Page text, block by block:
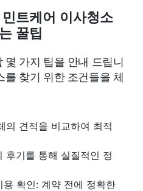
트케어 이사청소
꿀팁
가지 팁을 안내 드립니
찾기 위한 조건들을 체
의 견적을 비교하여 최적
후기를 통해 실질적인 정
확인: 계약 전에 정확한